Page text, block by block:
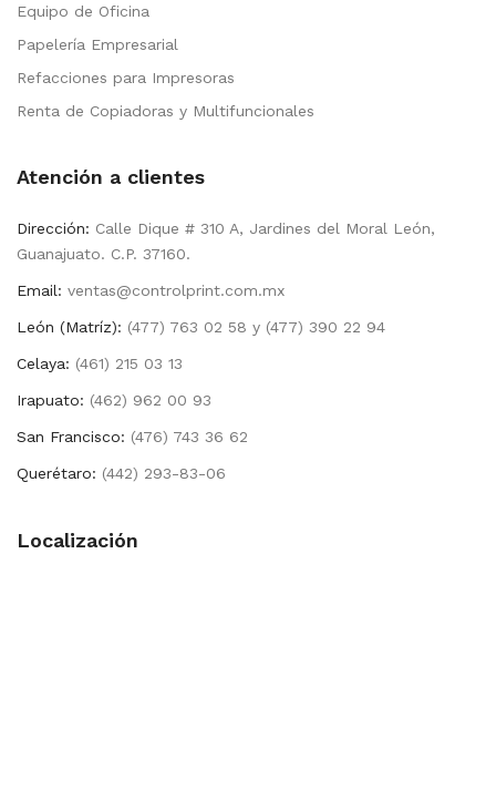
Equipo de Oficina
Papelería Empresarial
Refacciones para Impresoras
Renta de Copiadoras y Multifuncionales
Atención a clientes
Dirección: Calle Dique # 310 A, Jardines del Moral León,
Guanajuato. C.P. 37160.
Email: ventas@controlprint.com.mx
León (Matríz): (477) 763 02 58 y (477) 390 22 94
Celaya: (461) 215 03 13
Irapuato: (462) 962 00 93
San Francisco: (476) 743 36 62
Querétaro: (442) 293-83-06
Localización